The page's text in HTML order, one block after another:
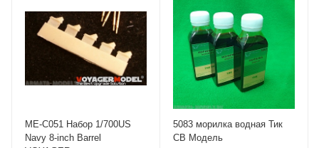
ME-C051 Набор 1/700US
Navy 8-inch Barrel
5083 морилка водная Тик
СВ Модель